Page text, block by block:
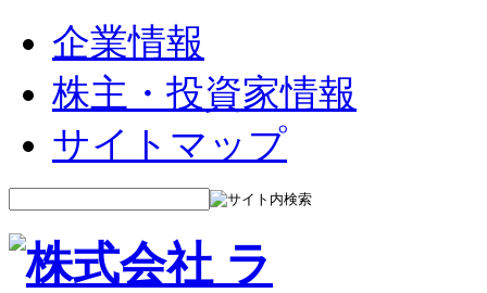
企業情報
株主・投資家情報
サイトマップ